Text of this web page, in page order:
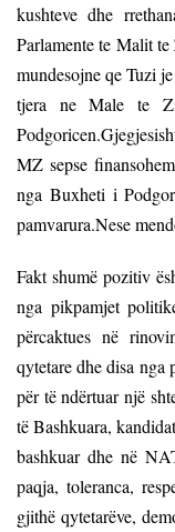
kushteve dhe
Parlamente te Malit
mundesojne qe Tuzi
tjera ne Male te
MZ sepse
nga Buxheti i
pamvarura.Nese
Fakt shumë pozitiv
nga pikpamjet
përcaktues në
qytetare dhe disa nga
për të ndërtuar një
të Bashkuara,
bashkuar dhe në
paqja, toleranca,
gjithë qytetarëve,